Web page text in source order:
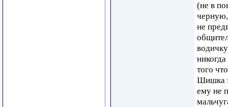
(не в
не
того
Шишка
ему не